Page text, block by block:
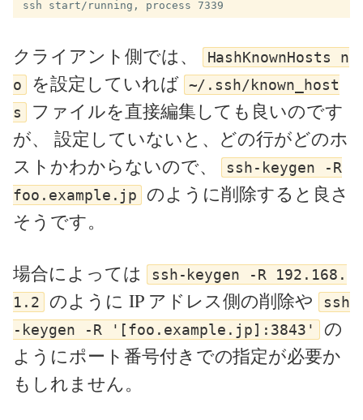
クライアント側では、
HashKnownHosts n
o を設定していれば ~/.ssh/known_host
s ファイルを直接編集しても良いのです
が、 設定していないと、どの行がどのホ
ストかわからないので、 ssh-keygen -R
foo.example.jp
のように削除すると良さ
そうです。
場合によっては
ssh-keygen -R 192.168.
1.2 のように IP アドレス側の削除や ssh
-keygen -R '[foo.example.jp]:3843' の
ようにポート番号付きでの指定が必要か
もしれません。